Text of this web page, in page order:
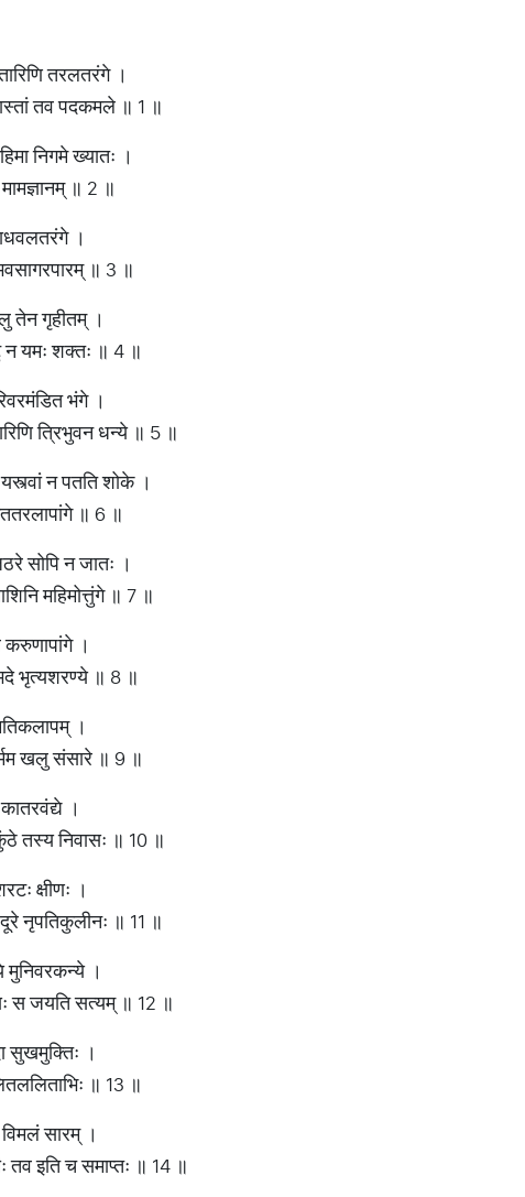
तरलतरंगे ।
तव पदकमले ॥ 1 ॥
निगमे ख्यातः ।
॥ 2 ॥
।
॥ 3 ॥
तेन गृहीतम् ।
न यमः शक्तः ॥ 4 ॥
भंगे ।
त्रिभुवन धन्ये ॥ 5 ॥
न पतति शोके ।
॥ 6 ॥
सोपि न जातः ।
महिमोत्तुंगे ॥ 7 ॥
।
भृत्यशरण्ये ॥ 8 ॥
।
खलु संसारे ॥ 9 ॥
।
तस्य निवासः ॥ 10 ॥
क्षीणः ।
नृपतिकुलीनः ॥ 11 ॥
मुनिवरकन्ये ।
स जयति सत्यम् ॥ 12 ॥
सुखमुक्तिः ।
॥ 13 ॥
सारम् ।
इति च समाप्तः ॥ 14 ॥